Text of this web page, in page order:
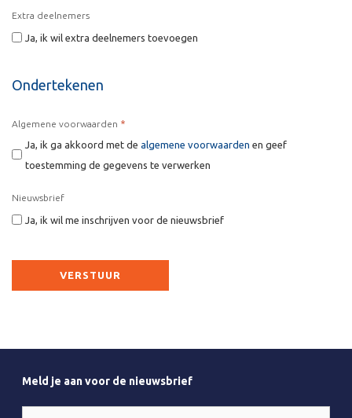
Extra deelnemers
Ja, ik wil extra deelnemers toevoegen
Ondertekenen
Algemene voorwaarden *
Ja, ik ga akkoord met de algemene voorwaarden en geef
toestemming de gegevens te verwerken
Nieuwsbrief
Ja, ik wil me inschrijven voor de nieuwsbrief
Meld je aan voor de nieuwsbrief